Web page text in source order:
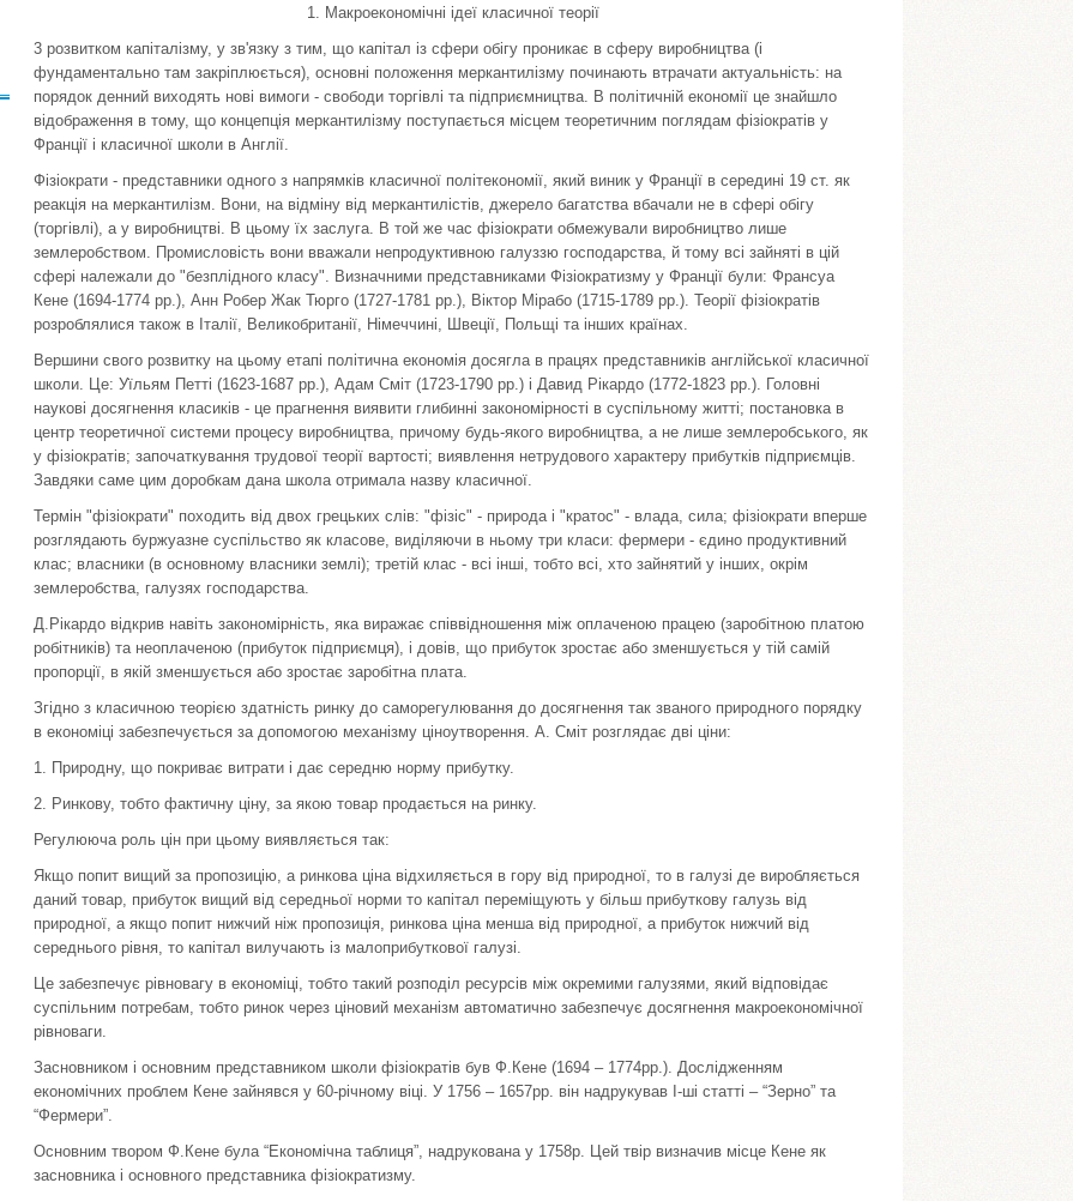
1. Макроекономічні ідеї класичної теорії
3 розвитком капіталізму, у зв'язку з тим, що капітал із сфери обігу проникає в сферу виробництва (і
фундаментально там закріплюється), основні положення меркантилізму починають втрачати акту­альність: на
порядок денний виходять нові вимоги - свободи торгівлі та підприємництва. В політичній економії це знайшло
відображення в тому, що концепція меркантилізму поступається місцем теоретич­ним поглядам фізіократів у
Франції і класичної школи в Англії.
Фізіократи - представники одного з напрямків класичної по­літекономії, який виник у Франції в середині 19 ст. як
реакція на меркантилізм. Вони, на відміну від меркантилістів, джерело багатства вбачали не в сфері обігу
(торгівлі), а у виробництві. В цьому їх заслуга. В той же час фізіократи обмежували виробницт­во лише
землеробством. Промисловість вони вважали непродукти­вною галуззю господарства, й тому всі зайняті в цій
сфері нале­жали до "безплідного класу". Визначними представниками Фізіократизму у Франції були: Франсуа
Кене (1694-1774 pp.), Анн Робер Жак Тюрго (1727-1781 pp.), Віктор Мірабо (1715-1789 pp.). Теорії фізіократів
розроблялися також в Італії, Великобританії, Німеччині, Швеції, Польщі та інших країнах.
Вершини свого розвитку на цьому етапі політична економія досягла в працях представників англійської класичної
школи. Це: Уїльям Петті (1623-1687 pp.), Адам Сміт (1723-1790 pp.) i Давид Рікардо (1772-1823 pp.). Головні
наукові досягнення класиків - це прагнення виявити глибинні закономірності в суспільному житті; постановка в
центр теоретичної системи процесу виробництва, причому будь-якого виробництва, а не лише землеробського, як
у фізіократів; започаткування трудової теорії вартості; виявлення нетрудового характеру прибутків підприємців.
Завдяки саме цим доробкам дана школа отримала назву класичної.
Термін "фізіократи" походить від двох грецьких слів: "фізіс" - природа і "кратос" - влада, сила; фізіократи вперше
розглядають буржуазне суспільство як класове, виділяючи в ньому три класи: фермери - єдино продуктивний
клас; власники (в основному власники землі); третій клас - всі інші, тобто всі, хто зайнятий у інших, окрім
землеробства, галузях господарства.
Д.Рікардо відкрив навіть закономірність, яка виражає співвідношення між оплаченою працею (заробітною платою
робітників) та неоплаченою (прибуток підприємця), і довів, що прибуток зростає або зменшується у тій самій
пропорції, в якій зменшується або зростає заробітна плата.
Згідно з класичною теорією здатність ринку до саморегулювання до досягнення так званого природного порядку
в економіці забезпечується за допомогою механізму ціноутворення. А. Сміт розглядає дві ціни:
1. Природну, що покриває витрати і дає середню норму прибутку.
2. Ринкову, тобто фактичну ціну, за якою товар продається на ринку.
Регулююча роль цін при цьому виявляється так:
Якщо попит вищий за пропозицію, а ринкова ціна відхиляється в гору від природної, то в галузі де виробляється
даний товар, прибуток вищий від середньої норми то капітал переміщують у більш прибуткову галузь від
природної, а якщо попит нижчий ніж пропозиція, ринкова ціна менша від природної, а прибуток нижчий від
середнього рівня, то капітал вилучають із малоприбуткової галузі.
Це забезпечує рівновагу в економіці, тобто такий розподіл ресурсів між окремими галузями, який відповідає
суспільним потребам, тобто ринок через ціновий механізм автоматично забезпечує досягнення макроекономічної
рівноваги.
Засновником і основним представником школи фізіократів був Ф.Кене (1694 – 1774рр.). Дослідженням
економічних проблем Кене зайнявся у 60-річному віці. У 1756 – 1657рр. він надрукував І-ші статті – “Зерно” та
“Фермери”.
Основним твором Ф.Кене була “Економічна таблиця”, надрукована у 1758р. Цей твір визначив місце Кене як
засновника і основного представника фізіократизму.